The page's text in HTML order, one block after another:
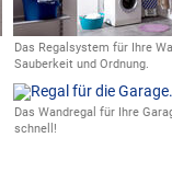
Das Regalsystem für Ihre
Sauberkeit und Ordnung.
Das Wandregal für Ihre
schnell!